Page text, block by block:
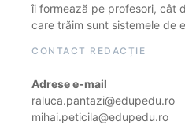
îi formează pe profesori, cât
care trăim sunt sistemele de
CONTACT REDACȚIE
Adrese e-mail
raluca.pantazi@edupedu.ro
mihai.peticila@edupedu.ro